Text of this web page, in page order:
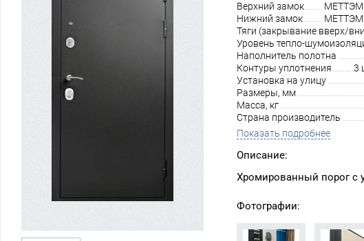
Верхний замок
МЕТТЭМ
Нижний замок
МЕТТЭМ
Тяги (закрывание вверх/
Уровень тепло-
Наполнитель полотна
Контуры уплотнения
3
Установка на улицу
Размеры, мм
Масса, кг
Страна производитель
Показать подробнее
Описание:
Хромированный порог с
Фотографии: